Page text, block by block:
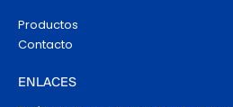
Productos
Contacto
ENLACES